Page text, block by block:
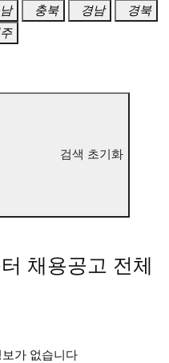
충북 경남
경북
검색 초기화
채용공고 전체
가 없습니다